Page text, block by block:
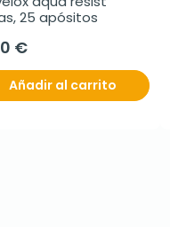
25 apósitos
€
Añadir al carrito